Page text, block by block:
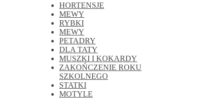
HORTENSJE
MEWY
RYBKI
MEWY
PETADRY
DLA TATY
MUSZKI I KOKARDY
ZAKOŃCZENIE ROKU
SZKOLNEGO
STATKI
MOTYLE